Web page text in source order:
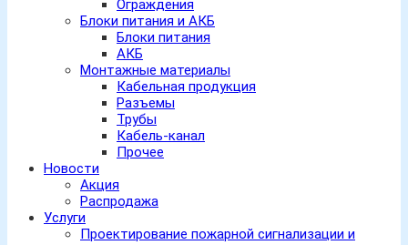
Ограждения
Блоки питания и АКБ
Блоки питания
АКБ
Монтажные материалы
Кабельная продукция
Разъемы
Трубы
Кабель-канал
Прочее
Новости
Акция
Распродажа
Услуги
Проектирование пожарной сигнализации и